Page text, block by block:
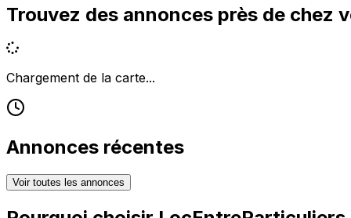
Trouvez des annonces près de chez
Chargement de la carte...
Annonces récentes
Voir toutes les annonces